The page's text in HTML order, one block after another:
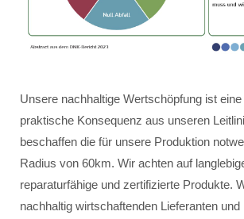
Unsere nachhaltige Wertschöpfung ist
praktische Konsequenz aus unseren
beschaffen die für unsere Produktion
Radius von 60km. Wir achten auf
reparaturfähige und zertifizierte Produkte.
nachhaltig wirtschaftenden Lieferanten